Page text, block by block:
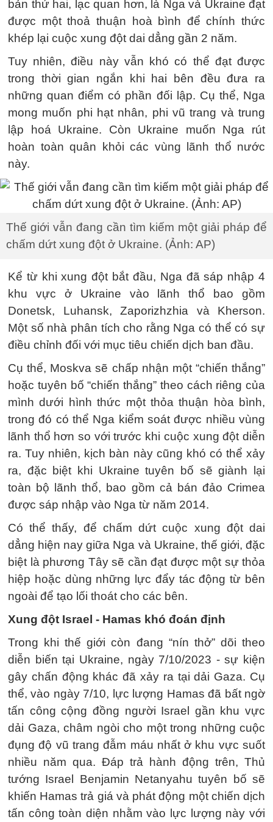
bản thứ hai, lạc quan hơn, là Nga và Ukraine đạt
được một thoả thuận hoà bình để chính thức
khép lại cuộc xung đột dai dẳng gần 2 năm.
Tuy nhiên, điều này vẫn khó có thể đạt được
trong thời gian ngắn khi hai bên đều đưa ra
những quan điểm có phần đối lập. Cụ thể, Nga
mong muốn phi hạt nhân, phi vũ trang và trung
lập hoá Ukraine. Còn Ukraine muốn Nga rút
hoàn toàn quân khỏi các vùng lãnh thổ nước
này.
Thế giới vẫn đang cần tìm kiếm một giải pháp để
chấm dứt xung đột ở Ukraine. (Ảnh: AP)
Kể từ khi xung đột bắt đầu, Nga đã sáp nhập 4
khu vực ở Ukraine vào lãnh thổ bao gồm
Donetsk, Luhansk, Zaporizhzhia và Kherson.
Một số nhà phân tích cho rằng Nga có thể có sự
điều chỉnh đối với mục tiêu chiến dịch ban đầu.
Cụ thể, Moskva sẽ chấp nhận một “chiến thắng”
hoặc tuyên bố “chiến thắng” theo cách riêng của
mình dưới hình thức một thỏa thuận hòa bình,
trong đó có thể Nga kiểm soát được nhiều vùng
lãnh thổ hơn so với trước khi cuộc xung đột diễn
ra. Tuy nhiên, kịch bàn này cũng khó có thể xảy
ra, đặc biệt khi Ukraine tuyên bố sẽ giành lại
toàn bộ lãnh thổ, bao gồm cả bán đảo Crimea
được sáp nhập vào Nga từ năm 2014.
Có thể thấy, để chấm dứt cuộc xung đột dai
dẳng hiện nay giữa Nga và Ukraine, thế giới, đặc
biệt là phương Tây sẽ cần đạt được một sự thỏa
hiệp hoặc dùng những lực đẩy tác động từ bên
ngoài để tạo lối thoát cho các bên.
Xung đột Israel - Hamas khó đoán định
Trong khi thế giới còn đang “nín thở” dõi theo
diễn biến tại Ukraine, ngày 7/10/2023 - sự kiện
gây chấn động khác đã xảy ra tại dải Gaza. Cụ
thể, vào ngày 7/10, lực lượng Hamas đã bất ngờ
tấn công cộng đồng người Israel gần khu vực
dải Gaza, châm ngòi cho một trong những cuộc
đụng độ vũ trang đẫm máu nhất ở khu vực suốt
nhiều năm qua. Đáp trả hành động trên, Thủ
tướng Israel Benjamin Netanyahu tuyên bố sẽ
khiến Hamas trả giá và phát động một chiến dịch
tấn công toàn diện nhằm vào lực lượng này với